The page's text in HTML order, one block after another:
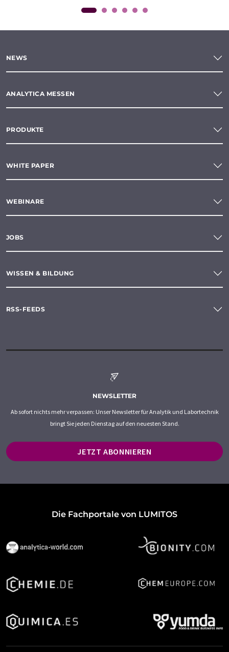
NEWS
ANALYTICA MESSEN
PRODUKTE
WHITE PAPER
WEBINARE
JOBS
WISSEN & BILDUNG
RSS-FEEDS
NEWSLETTER
Ab sofort nichts mehr verpassen: Unser Newsletter für Analytik und Labortechnik
bringt Sie jeden Dienstag auf den neuesten Stand.
JETZT ABONNIEREN
Die Fachportale von LUMITOS